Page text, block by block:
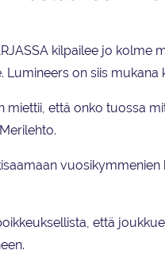
kilpailee jo
Lumineers on siis
miettii, että onko tuossa
että